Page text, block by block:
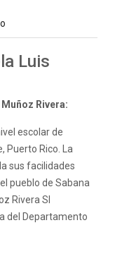
Luis
Rivera:
escolar de
Puerto Rico. La
sus facilidades
pueblo de Sabana
Rivera SI
del Departamento